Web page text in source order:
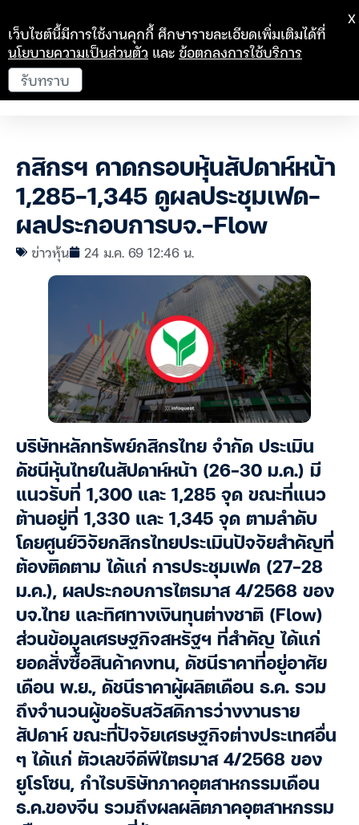
กสิกรฯ คาดกรอบหุ้นสัปดาห์หน้า
1,285-1,345 ดูผลประชุมเฟด-
ผลประกอบการบจ.-Flow
ข่าวหุ้น 24 ม.ค. 69 12:46 น.
บริษัทหลักทรัพย์กสิกรไทย จำกัด ประเมิน
ดัชนีหุ้นไทยในสัปดาห์หน้า (26-30 ม.ค.) มี
แนวรับที่ 1,300 และ 1,285 จุด ขณะที่แนว
ต้านอยู่ที่ 1,330 และ 1,345 จุด ตามลำดับ
โดยศูนย์วิจัยกสิกรไทยประเมินปัจจัยสำคัญที่
ต้องติดตาม ได้แก่ การประชุมเฟด (27-28
ม.ค.), ผลประกอบการไตรมาส 4/2568 ของ
บจ.ไทย และทิศทางเงินทุนต่างชาติ (Flow)
ส่วนข้อมูลเศรษฐกิจสหรัฐฯ ที่สำคัญ ได้แก่
ยอดสั่งซื้อสินค้าคงทน, ดัชนีราคาที่อยู่อาศัย
เดือน พ.ย., ดัชนีราคาผู้ผลิตเดือน ธ.ค. รวม
ถึงจำนวนผู้ขอรับสวัสดิการว่างงานราย
สัปดาห์ ขณะที่ปัจจัยเศรษฐกิจต่างประเทศอื่น
ๆ ได้แก่ ตัวเลขจีดีพีไตรมาส 4/2568 ของ
ยูโรโซน, กำไรบริษัทภาคอุตสาหกรรมเดือน
ธ.ค.ของจีน รวมถึงผลผลิตภาคอุตสาหกรรม
เว็บไซต์นี้มีการใช้งานคุกกี้ ศึกษารายละเอียดเพิ่มเติมได้ที่
นโยบายความเป็นส่วนตัว และข้อตกลงการใช้บริการ
รับทราบ
X